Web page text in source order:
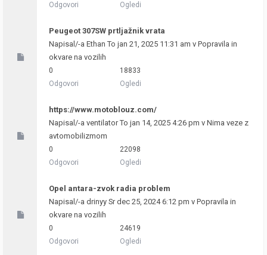
Odgovori
Ogledi
Peugeot 307SW prtljažnik vrata
Napisal/-a Ethan To jan 21, 2025 11:31 am v Popravila in
okvare na vozilih
0
Odgovori
18833
Ogledi
https://www.motoblouz.com/
Napisal/-a ventilatorTo jan 14, 2025 4:26 pm v Nima veze z
avtomobilizmom
0
Odgovori
22098
Ogledi
Opel antara-zvok radia problem
Napisal/-a drinyy Sr dec 25, 2024 6:12 pm v Popravila in
okvare na vozilih
0
Odgovori
24619
Ogledi